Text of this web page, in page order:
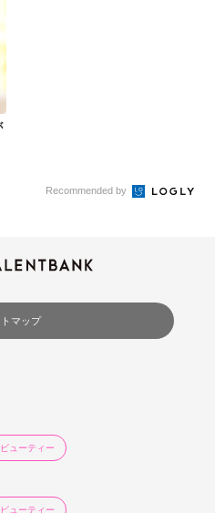
Recommended by
マップ
ビューティー
ビューティー